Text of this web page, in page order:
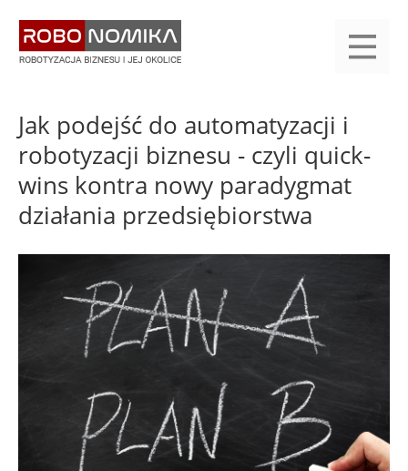
treści
yasne
main
menu
Jak podejść do automatyzacji i
robotyzacji biznesu - czyli quick-
wins kontra nowy paradygmat
działania przedsiębiorstwa